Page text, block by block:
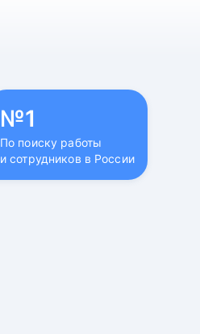
№1
По поиску работы
и сотрудников в России